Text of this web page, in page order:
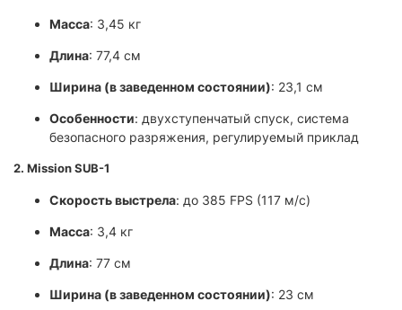
Масса: 3,45 кг
Длина: 77,4 см
Ширина (в заведенном состоянии): 23,1 см
Особенности: двухступенчатый спуск, система
безопасного разряжения, регулируемый приклад
2. Mission SUB-1
Скорость выстрела: до 385 FPS (117 м/с)
Масса: 3,4 кг
Длина: 77 см
Ширина (в заведенном состоянии): 23 см